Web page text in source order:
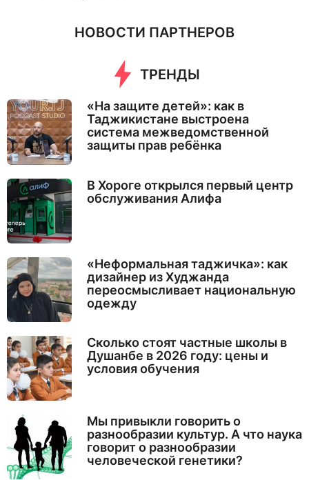
НОВОСТИ ПАРТНЕРОВ
ТРЕНДЫ
«На защите детей»: как в
Таджикистане выстроена
система межведомственной
защиты прав ребёнка
В Хороге открылся первый центр
обслуживания Алифа
«Неформальная таджичка»: как
дизайнер из Худжанда
переосмысливает национальную
одежду
Сколько стоят частные школы в
Душанбе в 2026 году: цены и
условия обучения
Мы привыкли говорить о
разнообразии культур. А что наука
говорит о разнообразии
человеческой генетики?